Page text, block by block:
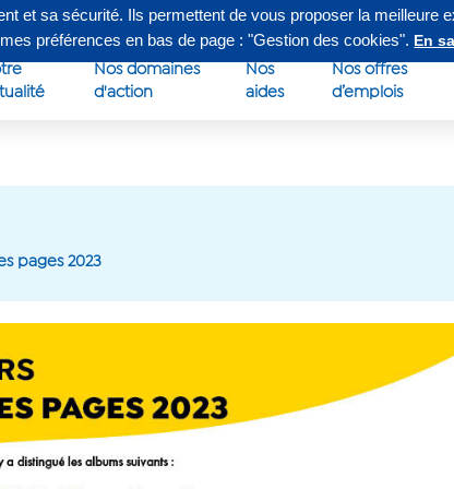
à 16h30
Nos domaines
d'action
Nos
aides
Nos offres
d’emplois
pages 2023
et sa sécurité. Ils permettent de vous proposer la meilleure
préférences en bas de page : "Gestion des cookies". En